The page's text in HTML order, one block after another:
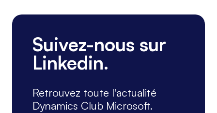
Suivez-nous sur
Linkedin.
Retrouvez toute l'actualité
Dynamics Club Microsoft.